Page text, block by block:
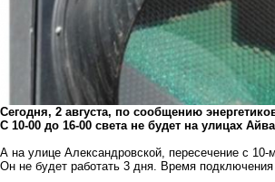
Сегодня, 2 августа, по сообщению
С 10-00 до 16-00 света не будет на улицах
А на улице Александровской, пересечение с
Он не будет работать 3 дня. Время подключения